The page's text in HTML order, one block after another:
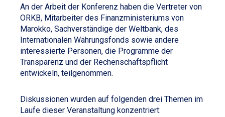
An der Arbeit der Konferenz haben die Vertreter von
ORKB, Mitarbeiter des Finanzministeriums von
Marokko, Sachverständige der Weltbank, des
Internationalen Währungsfonds sowie andere
interessierte Personen, die Programme der
Transparenz und der Rechenschaftspflicht
entwickeln, teilgenommen.
Diskussionen wurden auf folgenden drei Themen im
Laufe dieser Veranstaltung konzentriert: